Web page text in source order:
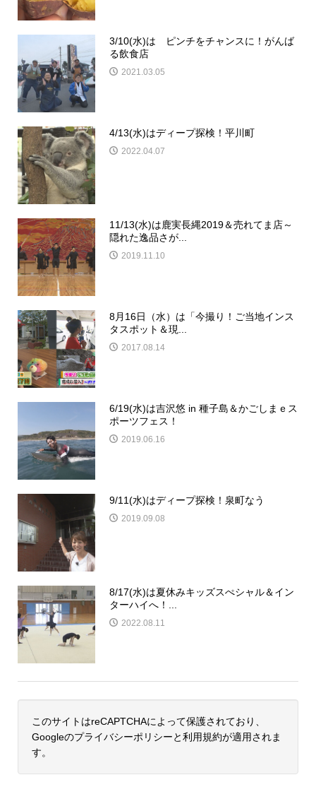
3/10(水)は ピンチをチャンスに！がんば
る飲食店
2021.03.05
4/13(水)はディープ探検！平川町
2022.04.07
11/13(水)は鹿実長縄2019＆売れてま店～
隠れた逸品さが...
2019.11.10
8月16日（水）は「今撮り！ご当地インス
タスポット＆現...
2017.08.14
6/19(水)は吉沢悠 in 種子島＆かごしまｅス
ポーツフェス！
2019.06.16
9/11(水)はディープ探検！泉町なう
2019.09.08
8/17(水)は夏休みキッズスぺシャル＆イン
ターハイへ！...
2022.08.11
このサイトはreCAPTCHAによって保護されており、
Googleのプライバシーポリシーと利用規約が適用されま
す。